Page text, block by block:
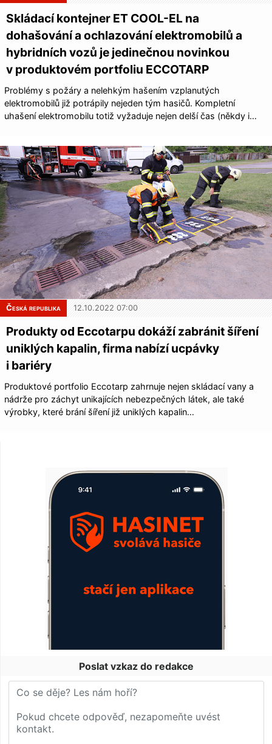
Skládací kontejner ET COOL-EL na
dohašování a ochlazování elektromobilů a
hybridních vozů je jedinečnou novinkou
v produktovém portfoliu ECCOTARP
Problémy s požáry a nelehkým hašením vzplanutých
elektromobilů již potrápily nejeden tým hasičů. Kompletní
uhašení elektromobilu totiž vyžaduje nejen delší čas (někdy i…
Česká republika 12.10.2022 07:00
Produkty od Eccotarpu dokáží zabránit šíření
uniklých kapalin, firma nabízí ucpávky
i bariéry
Produktové portfolio Eccotarp zahrnuje nejen skládací vany a
nádrže pro záchyt unikajících nebezpečných látek, ale také
výrobky, které brání šíření již uniklých kapalin…
Poslat vzkaz do redakce